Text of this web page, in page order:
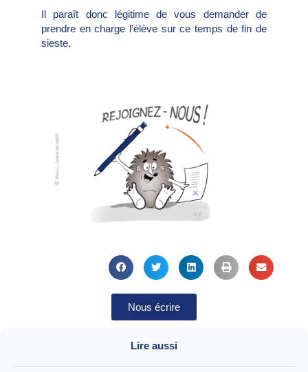
Il paraît donc légitime de vous demander de
prendre en charge l’élève sur ce temps de fin de
sieste.
Nous écrire
Lire aussi